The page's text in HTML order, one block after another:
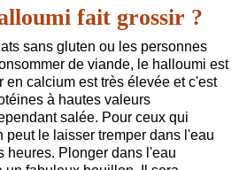
fait grossir ?
sans gluten ou les personnes
de viande, le halloumi est
en calcium est très élevée et c'est
à hautes valeurs
salée. Pour ceux qui
peut le laisser tremper dans l'eau
heures. Plonger dans l'eau